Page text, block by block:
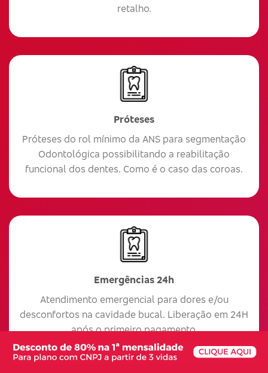
retalho.
Próteses
Próteses do rol mínimo da ANS para segmentação
Odontológica possibilitando a reabilitação
funcional dos dentes. Como é o caso das coroas.
Emergências 24h
Atendimento emergencial para dores e/ou
desconfortos na cavidade bucal. Liberação em 24H
após o primeiro pagamento.